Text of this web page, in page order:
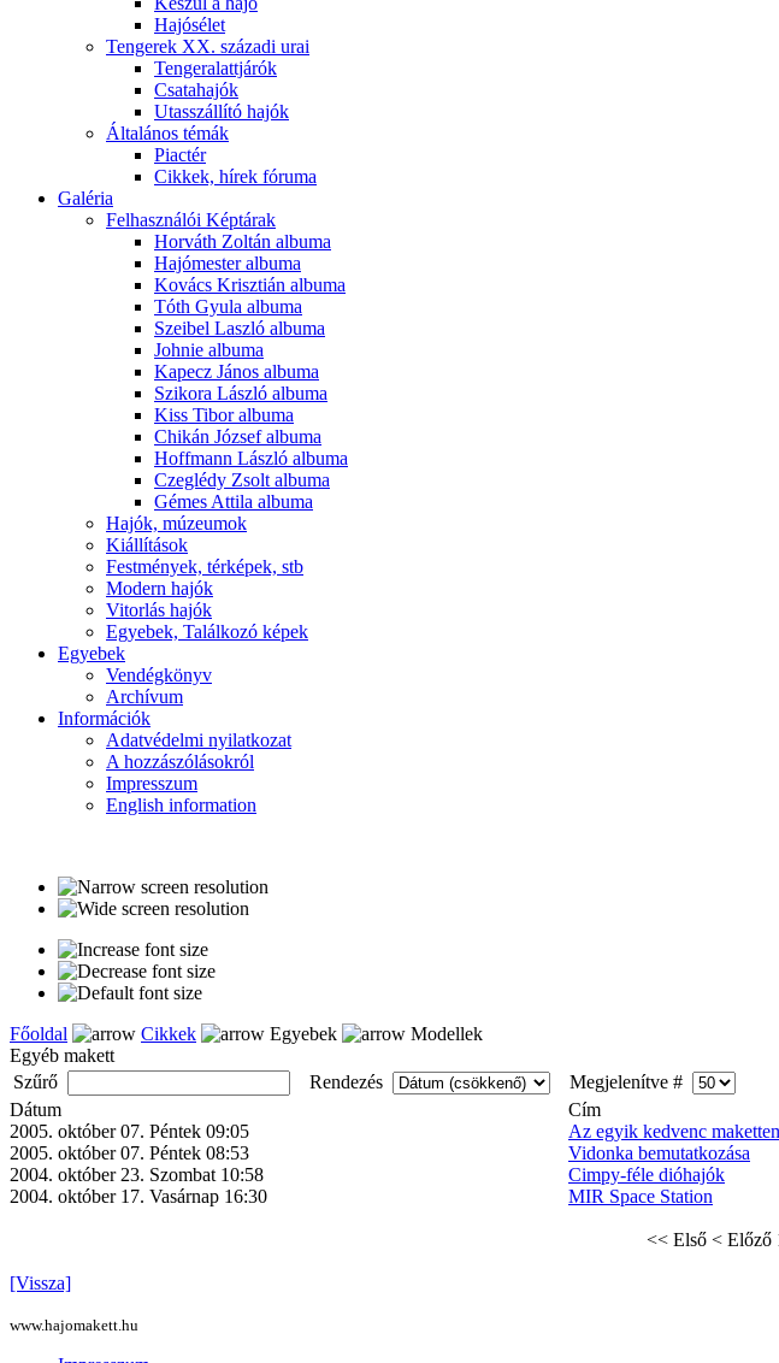
Hajósélet
Tengerek XX. századi urai
Tengeralattjárók
Csatahajók
Utasszállító hajók
Általános témák
Piactér
Cikkek, hírek fóruma
Galéria
Felhasználói Képtárak
Horváth Zoltán albuma
Hajómester albuma
Kovács Krisztián albuma
Tóth Gyula albuma
Szeibel Laszló albuma
Johnie albuma
Kapecz János albuma
Szikora László albuma
Kiss Tibor albuma
Chikán József albuma
Hoffmann László albuma
Czeglédy Zsolt albuma
Gémes Attila albuma
Hajók, múzeumok
Kiállítások
Festmények, térképek, stb
Modern hajók
Vitorlás hajók
Egyebek, Találkozó képek
Egyebek
Vendégkönyv
Archívum
Információk
Adatvédelmi nyilatkozat
A hozzászólásokról
Impresszum
English information
Főoldal Cikkek Egyebek
Modellek
Egyéb makett
Szűrő
Rendezés
Megjelenítve #
Dátum
Cím
2005. október 07. Péntek 09:05
Az egyik kedvenc
2005. október 07. Péntek 08:53
Vidonka bemutatkozása
2004. október 23. Szombat 10:58
Cimpy-féle dióhajók
2004. október 17. Vasárnap 16:30
MIR Space Station
<< Első < Előző
[Vissza]
www.hajomakett.hu